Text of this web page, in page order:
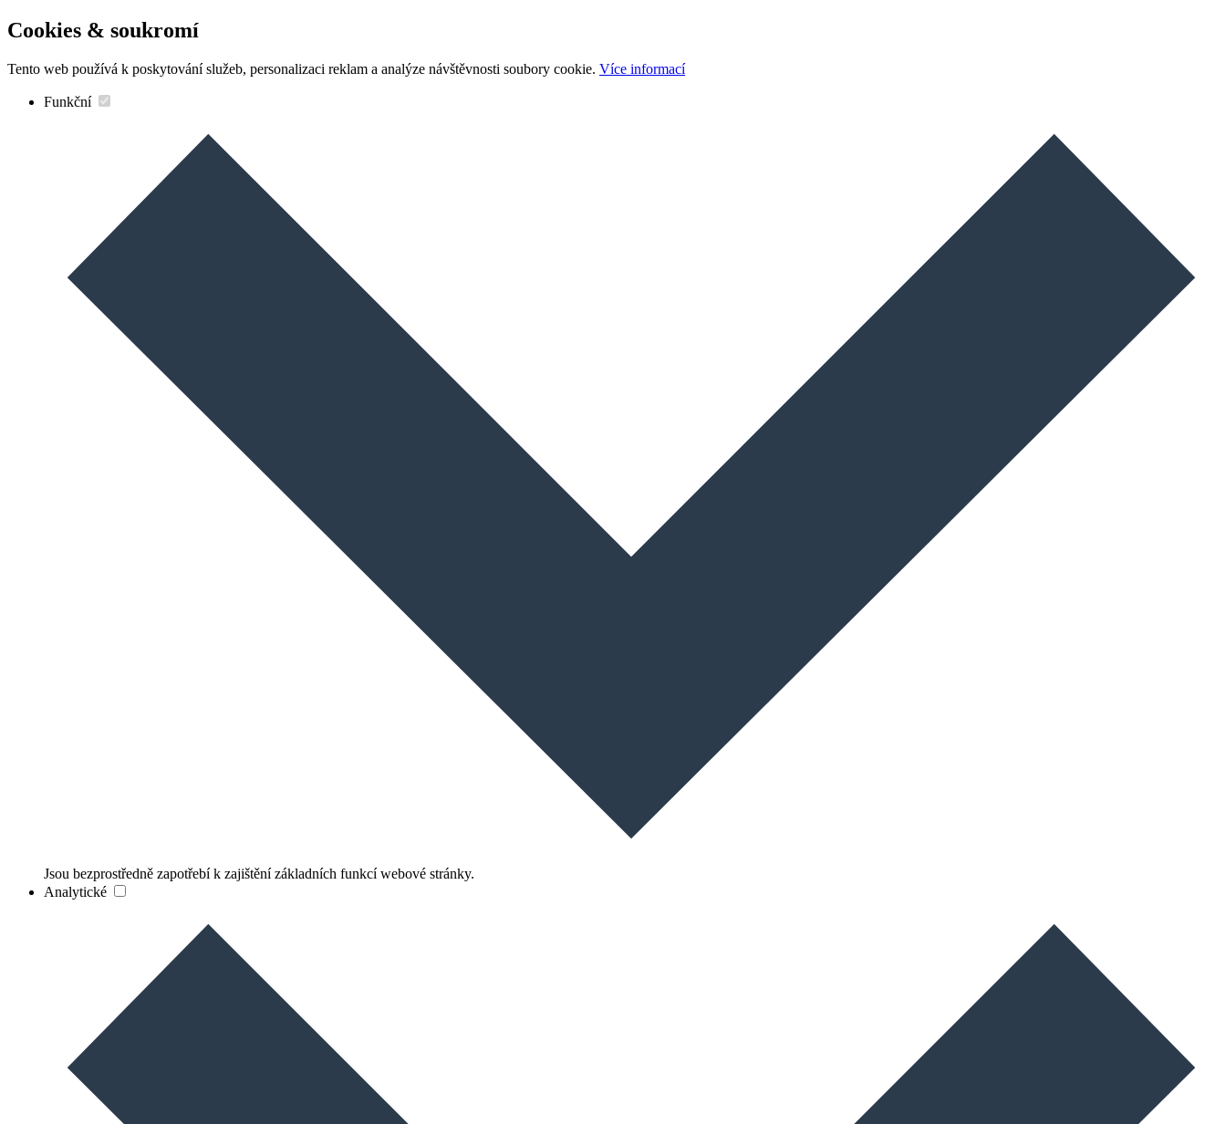
Cookies & soukromí
Tento web používá k poskytování služeb, personalizaci reklam a analýze návštěvnosti soubory cookie. Více informací
Funkční
Jsou bezprostředně zapotřebí k zajištění základních funkcí webové stránky.
Analytické